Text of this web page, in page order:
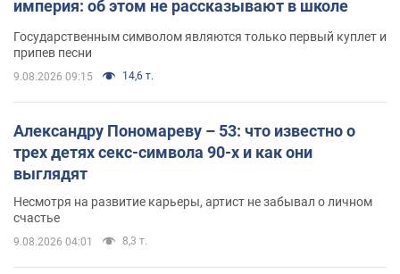
империя: об этом не рассказывают в школе
Государственным символом являются только первый куплет и
припев песни
9.08.2026 09:15 14,6 т.
Александру Пономареву – 53: что известно о
трех детях секс-символа 90-х и как они
выглядят
Несмотря на развитие карьеры, артист не забывал о личном
счастье
9.08.2026 04:01 8,3 т.